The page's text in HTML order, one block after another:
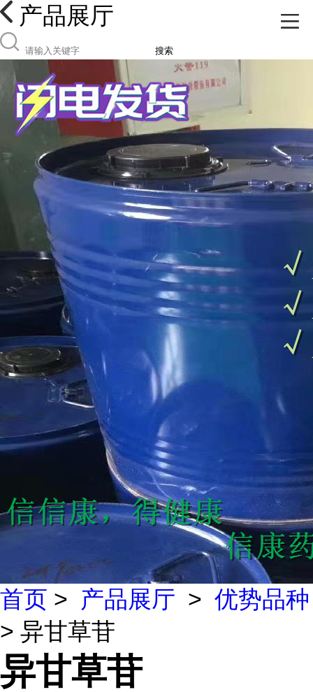
产品展厅
搜索
首页 > 产品展厅 > 优势品种
> 异甘草苷
异甘草苷